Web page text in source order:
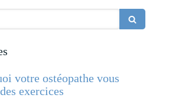
votre ostéopathe vous
exercices